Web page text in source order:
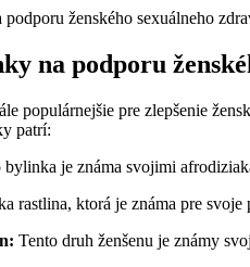
na podporu
populárnejšie pre zlepšenie
patrí:
bylinka je známa svojimi
rastlina, ktorá je známa pre
Tento druh ženšenu je známy